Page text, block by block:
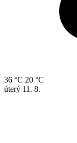
36 °C 20 °C
úterý 11. 8.